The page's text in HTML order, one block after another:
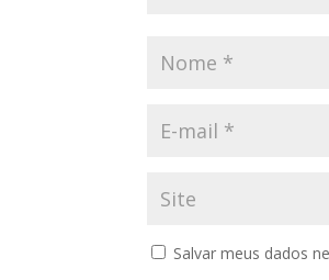
Salvar meus dados